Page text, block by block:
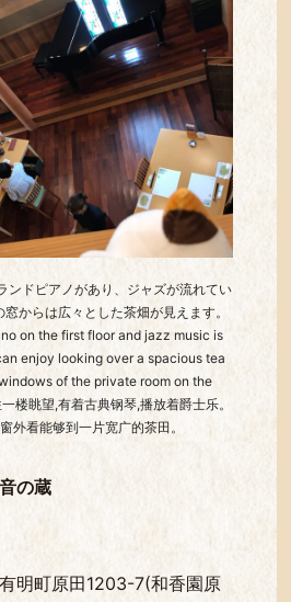
ンドピアノがあり、ジャズが流れてい
からは広々とした茶畑が見えます。
on the first floor and jazz music is
enjoy looking over a spacious tea
of the private room on the
楼眺望,有着古典钢琴,播放着爵士乐。
外看能够到一片宽广的茶田。
の蔵
明町原田1203-7(和香園原